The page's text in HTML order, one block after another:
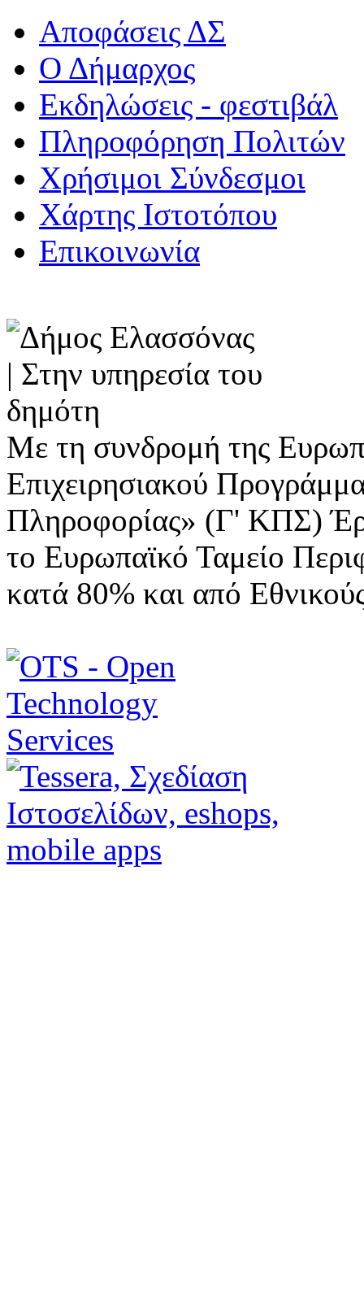
Αποφάσεις ΔΣ
Ο Δήμαρχος
Εκδηλώσεις - φεστιβάλ
Πληροφόρηση Πολιτών
Χρήσιμοι Σύνδεσμοι
Χάρτης Ιστοτόπου
Επικοινωνία
Με τη συνδρομή της
Επιχειρησιακού
Πληροφορίας» (Γ' ΚΠΣ)
το Ευρωπαϊκό Ταμείο
κατά 80% και από